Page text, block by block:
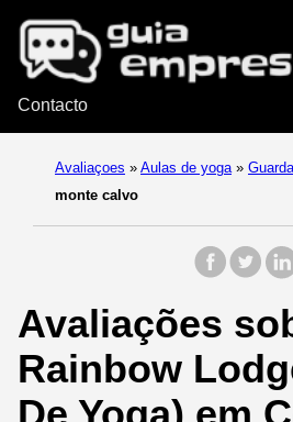
Contacto
Avaliaçoes » Aulas de yoga » Guarda
monte calvo
Avaliações
Rainbow